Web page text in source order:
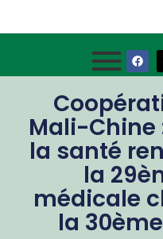
Mali-Chine
la santé
la
médicale
la